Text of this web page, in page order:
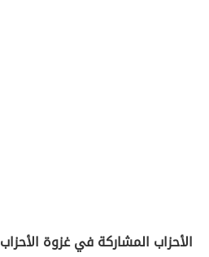
الأحزاب المشاركة في غزوة الأحزاب